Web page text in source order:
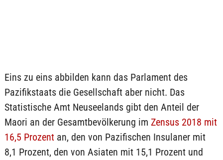
Eins zu eins abbilden kann das Parlament des
Pazifikstaats die Gesellschaft aber nicht. Das
Statistische Amt Neuseelands gibt den Anteil der
Maori an der Gesamtbevölkerung im Zensus 2018 mit
16,5 Prozentan, den von Pazifischen Insulaner mit
8,1 Prozent, den von Asiaten mit 15,1 Prozent und